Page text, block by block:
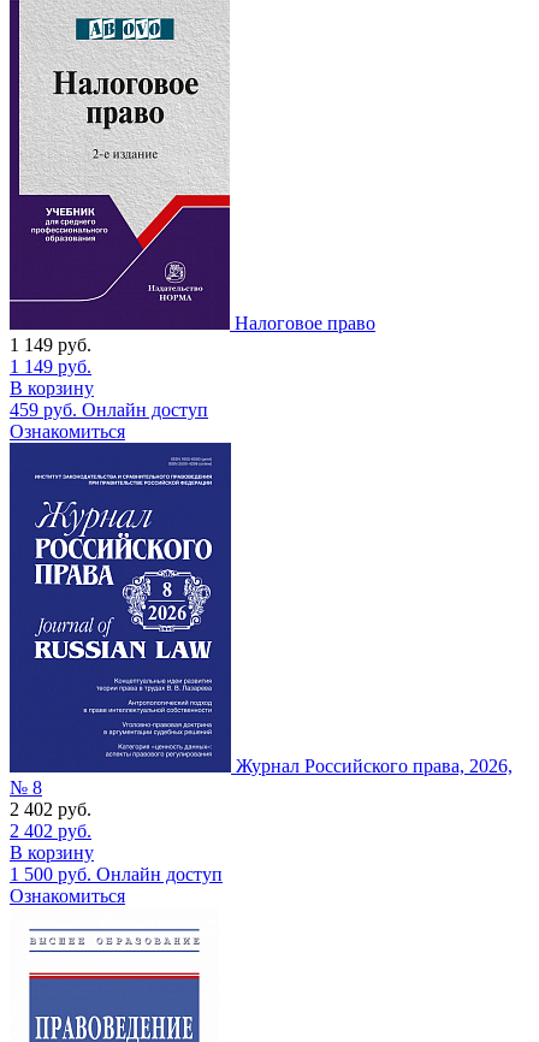
Налоговое право
1 149 руб.
1 149 руб.
В корзину
459 руб. Онлайн доступ
Ознакомиться
Журнал Российского права, 2026,
№ 8
2 402 руб.
2 402 руб.
В корзину
1 500 руб. Онлайн доступ
Ознакомиться